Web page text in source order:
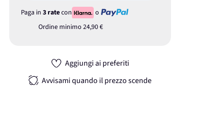
Paga in 3 ratecon
o
Ordine minimo 24,90 €
Aggiungi ai preferiti
Avvisami quando il prezzo scende